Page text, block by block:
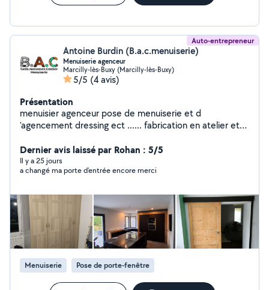
Auto-entrepreneur
Antoine Burdin (B.a.c.menuiserie)
Menuiserie agenceur
Marcilly-lès-Buxy (Marcilly-lès-Buxy)
5/5 (4 avis)
Présentation
menuisier agenceur pose de menuiserie et d
'agencement dressing ect ...... fabrication en atelier et
demande
Dernier avis laissé par Rohan : 5/5
Il y a 25 jours
a changé ma porte d'entrée encore merci
Menuiserie Pose de porte-fenêtre